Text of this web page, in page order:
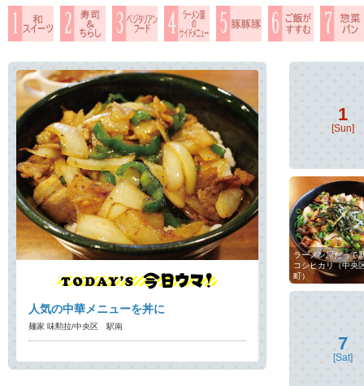
人気の中華メニューを丼に
麺家 味勲拉/中央区 駅南
1
[Sun]
ラーメン屋だって
コシヒカリ（中
町）
7
[Sat]